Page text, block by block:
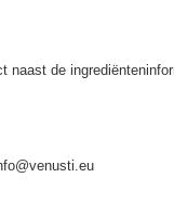
naast de